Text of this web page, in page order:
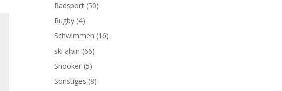
Radsport(50)
Rugby(4)
Schwimmen (16)
ski alpin (66)
Snooker(5)
Sonstiges (8)